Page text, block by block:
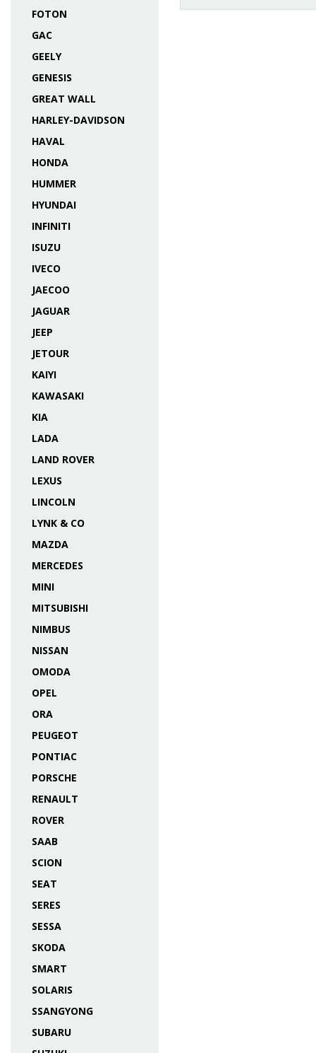
FOTON
GAC
GEELY
GENESIS
GREAT WALL
HARLEY-DAVIDSON
HAVAL
HONDA
HUMMER
HYUNDAI
INFINITI
ISUZU
IVECO
JAECOO
JAGUAR
JEEP
JETOUR
KAIYI
KAWASAKI
KIA
LADA
LAND ROVER
LEXUS
LINCOLN
LYNK & CO
MAZDA
MERCEDES
MINI
MITSUBISHI
NIMBUS
NISSAN
OMODA
OPEL
ORA
PEUGEOT
PONTIAC
PORSCHE
RENAULT
ROVER
SAAB
SCION
SEAT
SERES
SESSA
SKODA
SMART
SOLARIS
SSANGYONG
SUBARU